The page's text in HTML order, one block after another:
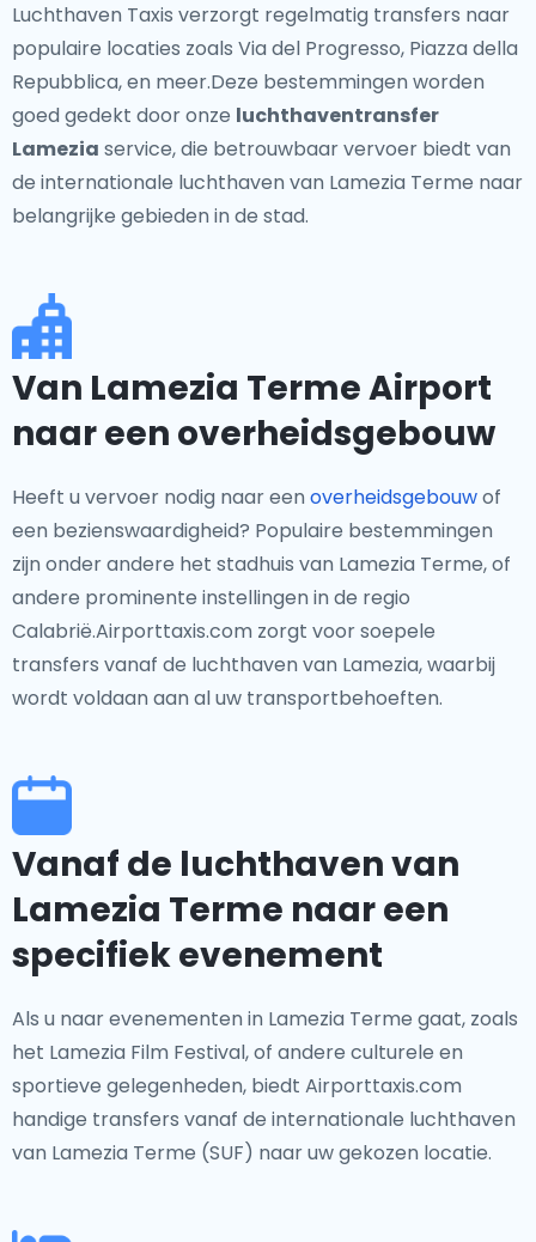
Luchthaven Taxis verzorgt regelmatig transfers naar
populaire locaties zoals Via del Progresso, Piazza della
Repubblica, en meer.Deze bestemmingen worden
goed gedekt door onze luchthaventransfer
Lamezia service, die betrouwbaar vervoer biedt van
de internationale luchthaven van Lamezia Terme naar
belangrijke gebieden in de stad.
Van Lamezia Terme Airport
naar een overheidsgebouw
Heeft u vervoer nodig naar een overheidsgebouwof
een bezienswaardigheid? Populaire bestemmingen
zijn onder andere het stadhuis van Lamezia Terme, of
andere prominente instellingen in de regio
Calabrië.Airporttaxis.com zorgt voor soepele
transfers vanaf de luchthaven van Lamezia, waarbij
wordt voldaan aan al uw transportbehoeften.
Vanaf de luchthaven van
Lamezia Terme naar een
specifiek evenement
Als u naar evenementen in Lamezia Terme gaat, zoals
het Lamezia Film Festival, of andere culturele en
sportieve gelegenheden, biedt Airporttaxis.com
handige transfers vanaf de internationale luchthaven
van Lamezia Terme (SUF) naar uw gekozen locatie.